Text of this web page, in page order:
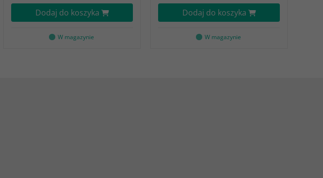
Dodaj do koszyka
W magazynie
Dodaj do koszyka
W magazynie